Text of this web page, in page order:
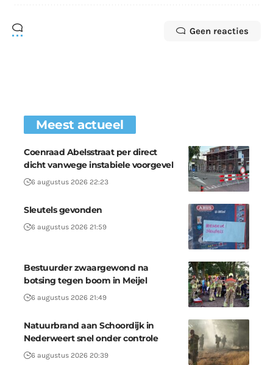
Geen reacties
Meest actueel
Coenraad Abelsstraat per direct
dicht vanwege instabiele voorgevel
6 augustus 2026 22:23
Sleutels gevonden
6 augustus 2026 21:59
Bestuurder zwaargewond na
botsing tegen boom in Meijel
6 augustus 2026 21:49
Natuurbrand aan Schoordijk in
Nederweert snel onder controle
6 augustus 2026 20:39